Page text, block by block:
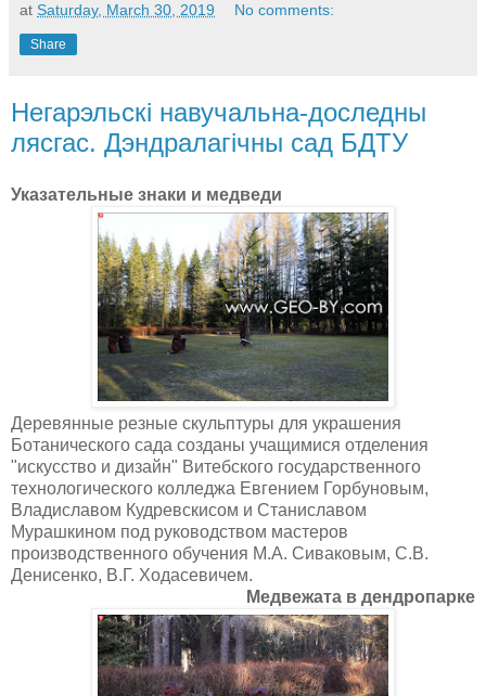
at Saturday, March 30, 2019 No comments:
Share
Негарэльскі навучальна-доследны
лясгас. Дэндралагічны сад БДТУ
Указательные знаки и медведи
Деревянные резные скульптуры для украшения
Ботанического сада созданы учащимися отделения
"искусство и дизайн" Витебского государственного
технологического колледжа Евгением Горбуновым,
Владиславом Кудревскисом и Станиславом
Мурашкином под руководством мастеров
производственного обучения М.А. Сиваковым, С.В.
Денисенко, В.Г. Ходасевичем.
Медвежата в дендропарке